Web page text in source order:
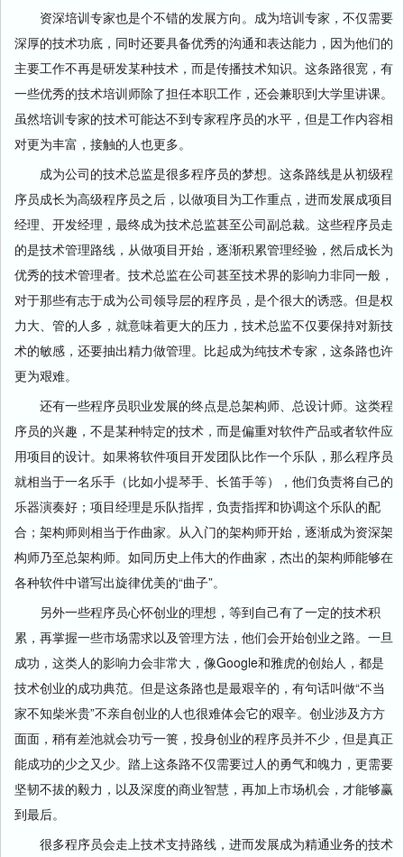
资深培训专家也是个不错的发展方向。成为培训专家，不仅需要
深厚的技术功底，同时还要具备优秀的沟通和表达能力，因为他们的
主要工作不再是研发某种技术，而是传播技术知识。这条路很宽，有
一些优秀的技术培训师除了担任本职工作，还会兼职到大学里讲课。
虽然培训专家的技术可能达不到专家程序员的水平，但是工作内容相
对更为丰富，接触的人也更多。
成为公司的技术总监是很多程序员的梦想。这条路线是从初级程
序员成长为高级程序员之后，以做项目为工作重点，进而发展成项目
经理、开发经理，最终成为技术总监甚至公司副总裁。这些程序员走
的是技术管理路线，从做项目开始，逐渐积累管理经验，然后成长为
优秀的技术管理者。技术总监在公司甚至技术界的影响力非同一般，
对于那些有志于成为公司领导层的程序员，是个很大的诱惑。但是权
力大、管的人多，就意味着更大的压力，技术总监不仅要保持对新技
术的敏感，还要抽出精力做管理。比起成为纯技术专家，这条路也许
更为艰难。
还有一些程序员职业发展的终点是总架构师、总设计师。这类程
序员的兴趣，不是某种特定的技术，而是偏重对软件产品或者软件应
用项目的设计。如果将软件项目开发团队比作一个乐队，那么程序员
就相当于一名乐手（比如小提琴手、长笛手等），他们负责将自己的
乐器演奏好；项目经理是乐队指挥，负责指挥和协调这个乐队的配
合；架构师则相当于作曲家。从入门的架构师开始，逐渐成为资深架
构师乃至总架构师。如同历史上伟大的作曲家，杰出的架构师能够在
各种软件中谱写出旋律优美的“曲子”。
另外一些程序员心怀创业的理想，等到自己有了一定的技术积
累，再掌握一些市场需求以及管理方法，他们会开始创业之路。一旦
成功，这类人的影响力会非常大，像Google和雅虎的创始人，都是
技术创业的成功典范。但是这条路也是最艰辛的，有句话叫做“不当
家不知柴米贵”不亲自创业的人也很难体会它的艰辛。创业涉及方方
面面，稍有差池就会功亏一篑，投身创业的程序员并不少，但是真正
能成功的少之又少。踏上这条路不仅需要过人的勇气和魄力，更需要
坚韧不拔的毅力，以及深度的商业智慧，再加上市场机会，才能够赢
到最后。
很多程序员会走上技术支持路线，进而发展成为精通业务的技术